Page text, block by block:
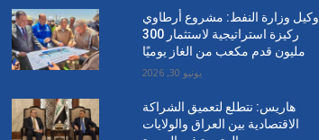
وكيل وزارة النفط: مشروع أرطاوي
ركيزة استراتيجية لاستثمار 300
مليون قدم مكعب من الغاز يوميًا
يونيو 30, 2026
هاريس: نتطلع لتعميق الشراكة
الاقتصادية بين العراق والولايات